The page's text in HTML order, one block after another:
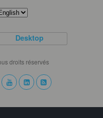
Desktop
droits réservés